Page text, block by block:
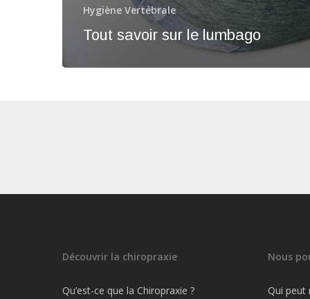
Hygiène Vertébrale
Tout savoir sur le lumbago
Découvrir la chiropraxie
Qu’est-ce que la Chiropraxie ?
Nous
Qui peut